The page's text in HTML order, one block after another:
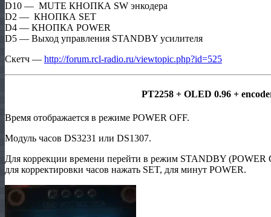
D10 — MUTE КНОПКА SW энкодера
D2 — КНОПКА SET
D4 — КНОПКА POWER
D5 — Выход управления STANDBY усилителя
Скетч — http://forum.rcl-radio.ru/viewtopic.php?id=525
PT2258 + OLED 0.96 +
Время отображается в режиме POWER OFF.
Модуль часов DS3231 или DS1307.
Для коррекции времени перейти в режим STANDBY (POWER
для корректировки часов нажать SET, для минут POWER.